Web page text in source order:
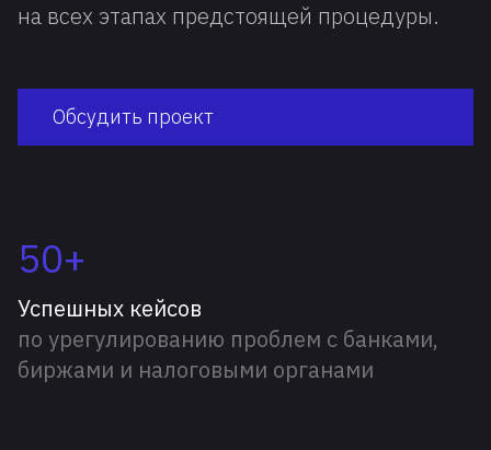
на всех этапах предстоящей процедуры.
Обсудить проект
50+
Успешных кейсов
по урегулированию проблем с банками,
биржами и налоговыми органами